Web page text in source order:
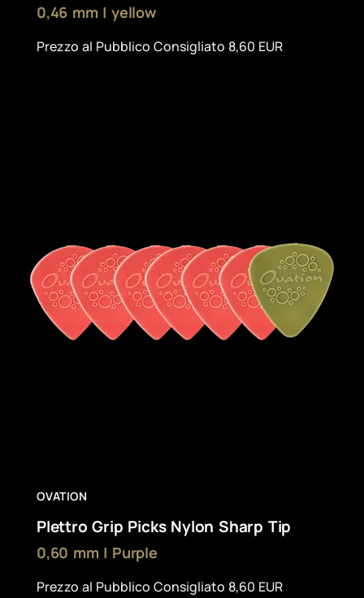
0,46 mm | yellow
Prezzo al Pubblico Consigliato 8,60 EUR
OVATION
Plettro Grip Picks Nylon Sharp Tip
0,60 mm | Purple
Prezzo al Pubblico Consigliato 8,60 EUR